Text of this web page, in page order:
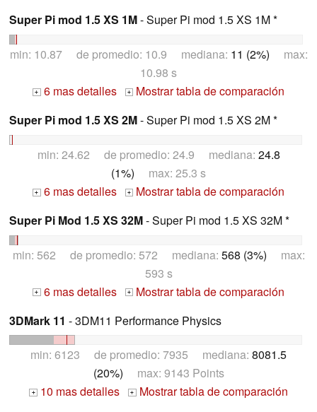
Super Pi mod 1.5 XS 1M- Super Pi mod 1.5 XS 1M *
min: 10.87 de promedio: 10.9 mediana: 11 (2%) max:
10.98 s
+ 6 mas detalles +
Mostrar tabla de comparación
Super Pi mod 1.5 XS 2M- Super Pi mod 1.5 XS 2M *
min: 24.62 de promedio: 24.9 mediana: 24.8
(1%) max: 25.3 s
+ 6 mas detalles +
Mostrar tabla de comparación
Super Pi Mod 1.5 XS 32M- Super Pi mod 1.5 XS 32M *
min: 562 de promedio: 572 mediana: 568 (3%) max:
593 s
+ 6 mas detalles +
Mostrar tabla de comparación
3DMark 11 - 3DM11 Performance Physics
min: 6123 de promedio: 7935 mediana: 8081.5
(20%) max: 9143 Points
+ 10 mas detalles + Mostrar tabla de comparación